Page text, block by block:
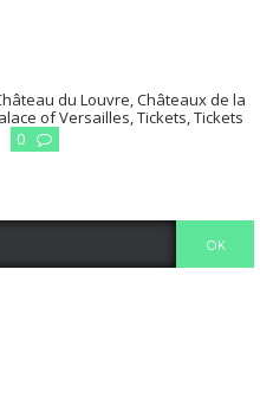
du Louvre,Châteaux de la
of Versailles,Tickets,Tickets
0